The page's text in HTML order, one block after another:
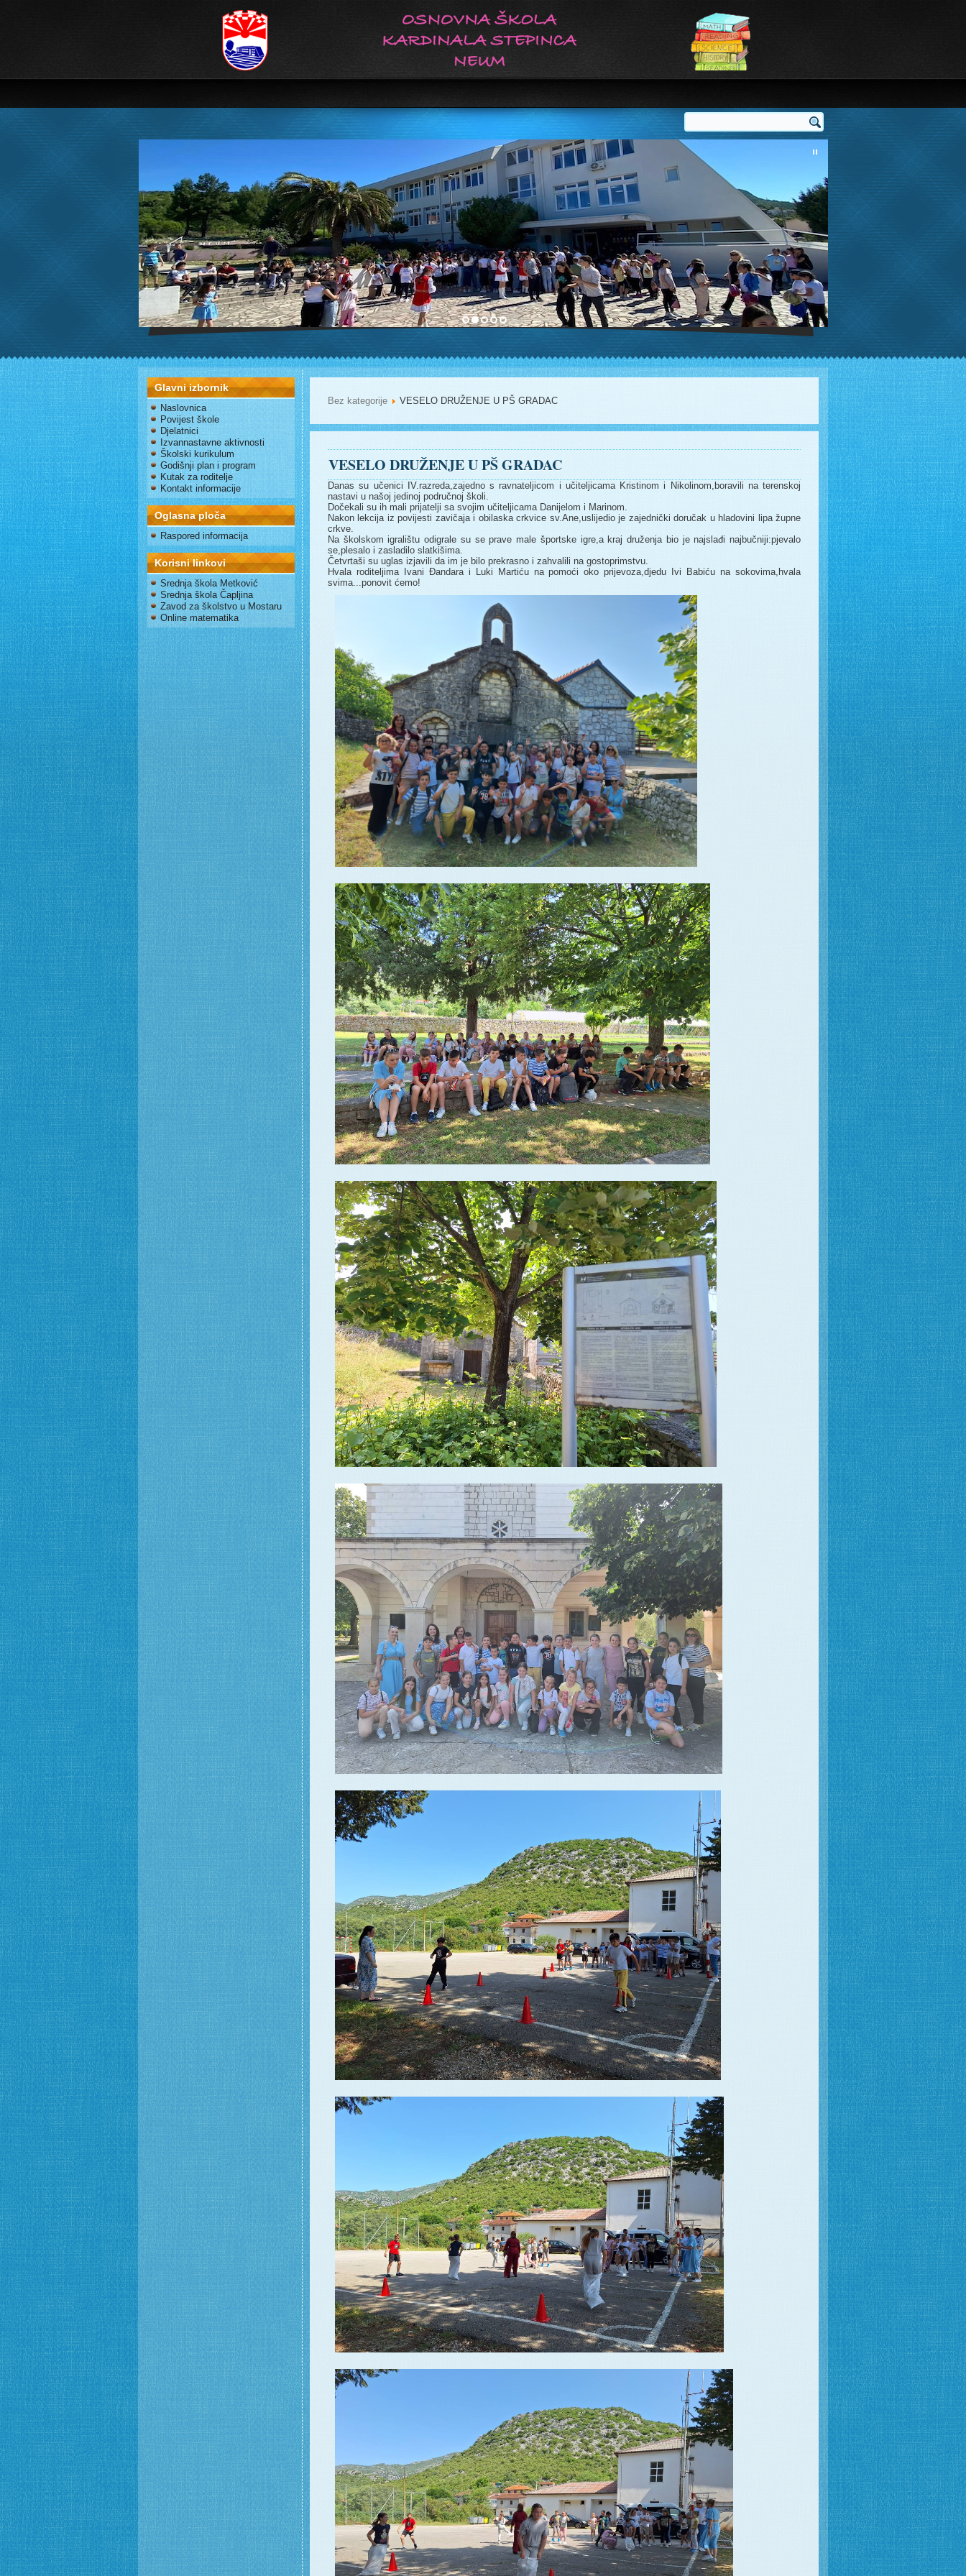
Glavni izbornik
Naslovnica
Povijest škole
Djelatnici
Izvannastavne aktivnosti
Školski kurikulum
Godišnji plan i program
Kutak za roditelje
Kontakt informacije
Oglasna ploča
Raspored informacija
Korisni linkovi
Srednja škola Metković
Srednja škola Čapljina
Zavod za školstvo u Mostaru
Online matematika
Bez kategorije VESELO DRUŽENJE U PŠ GRADAC
VESELO DRUŽENJE U PŠ GRADAC
Danas su učenici IV.razreda,zajedno s ravnateljicom i učiteljicama Kristinom i Nikolinom,boravili na terenskoj
nastavi u našoj jedinoj područnoj školi.
Dočekali su ih mali prijatelji sa svojim učiteljicama Danijelom i Marinom.
Nakon lekcija iz povijesti zavičaja i obilaska crkvice sv.Ane,uslijedio je zajednički doručak u hladovini lipa župne
crkve.
Na školskom igralištu odigrale su se prave male športske igre,a kraj druženja bio je najslađi najbučniji:pjevalo
se,plesalo i zasladilo slatkišima.
Četvrtaši su uglas izjavili da im je bilo prekrasno i zahvalili na gostoprimstvu.
Hvala roditeljima Ivani Đandara i Luki Martiću na pomoći oko prijevoza,djedu Ivi Babiću na sokovima,hvala
svima...ponovit ćemo!